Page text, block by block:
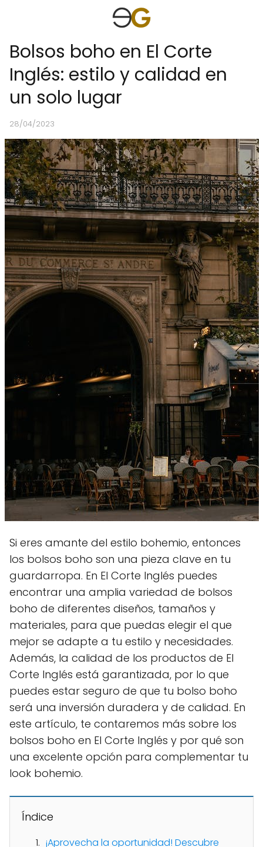
Bolsos boho en El Corte
Inglés: estilo y calidad en
un solo lugar
28/04/2023
Si eres amante del estilo bohemio, entonces
los bolsos boho son una pieza clave en tu
guardarropa. En El Corte Inglés puedes
encontrar una amplia variedad de bolsos
boho de diferentes diseños, tamaños y
materiales, para que puedas elegir el que
mejor se adapte a tu estilo y necesidades.
Además, la calidad de los productos de El
Corte Inglés está garantizada, por lo que
puedes estar seguro de que tu bolso boho
será una inversión duradera y de calidad. En
este artículo, te contaremos más sobre los
bolsos boho en El Corte Inglés y por qué son
una excelente opción para complementar tu
look bohemio.
Índice
¡Aprovecha la oportunidad! Descubre